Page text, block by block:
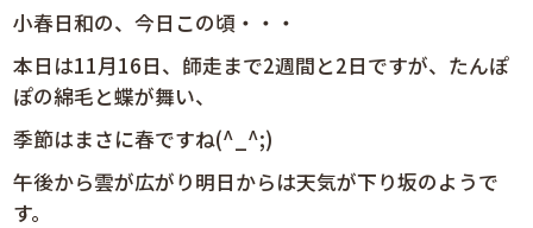
小春日和の、今日この頃・・・
本日は11月16日、師走まで2週間と2日ですが、たんぽ
ぽの綿毛と蝶が舞い、
季節はまさに春ですね(^_^;)
午後から雲が広がり明日からは天気が下り坂のようで
す。